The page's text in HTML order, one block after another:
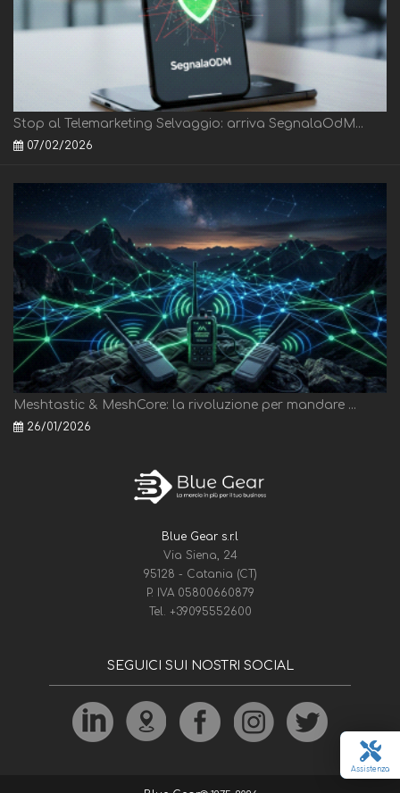
Assistenza
Stop al Telemarketing Selvaggio: arriva SegnalaOdM...
07/02/2026
Meshtastic & MeshCore: la rivoluzione per mandare ...
26/01/2026
Blue Gear s.r.l
Via Siena, 24
95128 - Catania (CT)
P. IVA 05800660879
Tel. +39095552600
SEGUICI SUI NOSTRI SOCIAL